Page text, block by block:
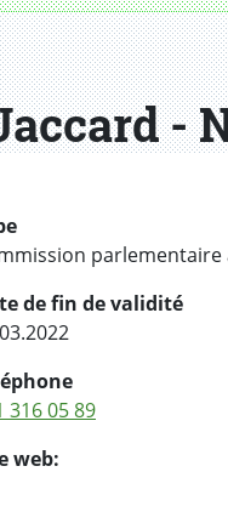
-
parlementaire
de fin de validité
316 05 89
web: